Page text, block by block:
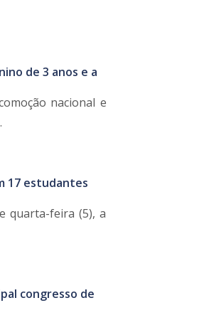
de 3 anos e a
nacional e
17 estudantes
quarta-feira (5), a
congresso de